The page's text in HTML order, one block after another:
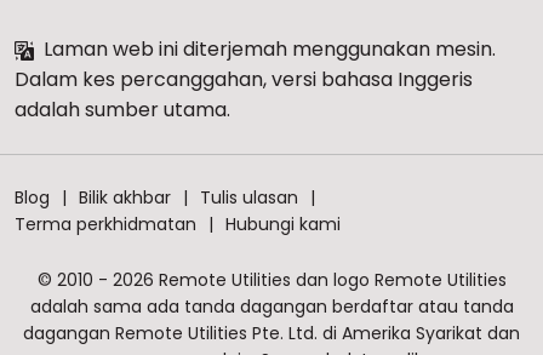
Laman web ini diterjemah menggunakan mesin.
Dalam kes percanggahan, versi bahasa Inggeris
adalah sumber utama.
Blog Bilik akhbar
Tulis ulasan
Terma perkhidmatan
Hubungi kami
© 2010 - 2026 Remote Utilities dan logo Remote Utilities
adalah sama ada tanda dagangan berdaftar atau tanda
dagangan Remote Utilities Pte. Ltd. di Amerika Syarikat dan